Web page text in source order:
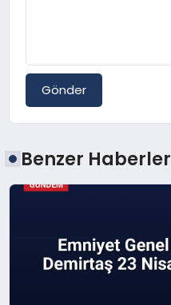
Gönder
Benzer Haberler